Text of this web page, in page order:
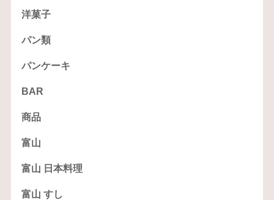
洋菓子
パン類
パンケーキ
BAR
商品
富山
富山 日本料理
富山 すし